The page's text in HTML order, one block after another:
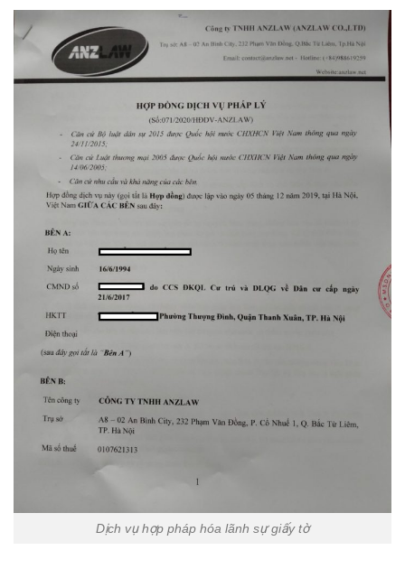
Dịch vụ hợp pháp hóa lãnh sự giấy tờ